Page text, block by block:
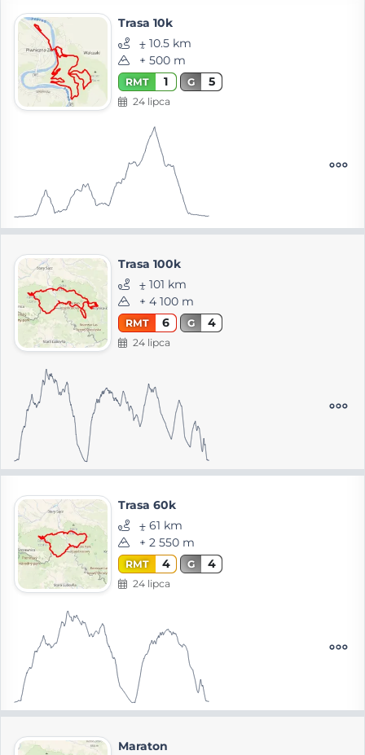
Trasa 10k
⨦ 10.5 km
+ 500 m
RMT 1 G 5
24 lipca
Trasa 100k
⨦ 101 km
+ 4 100 m
RMT 6 G 4
24 lipca
Trasa 60k
⨦ 61 km
+ 2 550 m
RMT 4 G 4
24 lipca
Maraton